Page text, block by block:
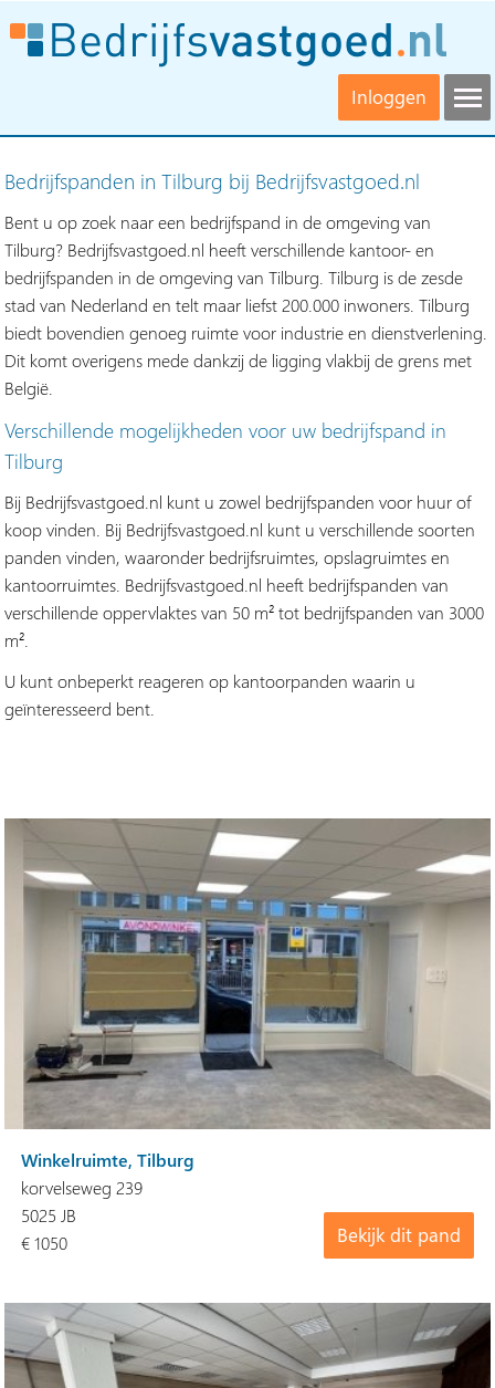
Inloggen
Bedrijfspanden in Tilburg bij Bedrijfsvastgoed.nl
Bent u op zoek naar een bedrijfspand in de omgeving van
Tilburg? Bedrijfsvastgoed.nl heeft verschillende kantoor- en
bedrijfspanden in de omgeving van Tilburg. Tilburg is de zesde
stad van Nederland en telt maar liefst 200.000 inwoners. Tilburg
biedt bovendien genoeg ruimte voor industrie en dienstverlening.
Dit komt overigens mede dankzij de ligging vlakbij de grens met
België.
Verschillende mogelijkheden voor uw bedrijfspand in
Tilburg
Bij Bedrijfsvastgoed.nl kunt u zowel bedrijfspanden voor huur of
koop vinden. Bij Bedrijfsvastgoed.nl kunt u verschillende soorten
panden vinden, waaronder bedrijfsruimtes, opslagruimtes en
kantoorruimtes. Bedrijfsvastgoed.nl heeft bedrijfspanden van
verschillende oppervlaktes van 50 m² tot bedrijfspanden van 3000
m².
U kunt onbeperkt reageren op kantoorpanden waarin u
geïnteresseerd bent.
Winkelruimte, Tilburg
korvelseweg 239
Bekijk dit pand
5025 JB
€ 1050